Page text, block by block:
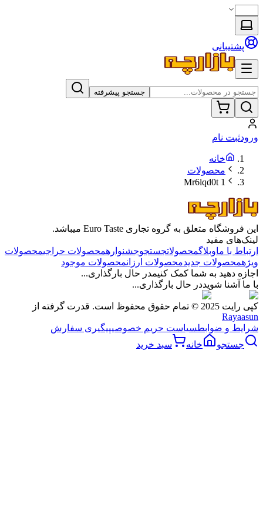
پشتیبانی
جستجو پیشرفته
ورودثبت نام
خانه
محصولات
1 Mr6lqd0t
این فروشگاه متعلق به گروه تجاری Euro Taste میباشد.
لینک‌های مفید
ارتباط با ماوبلاگمحصولاتجستجوجشنوارهمحصولات حراجیمحصولات
ویژهمحصولات جدیدمحصولات ارزانمحصولات موجود
اجازه دهید به شما کمک کنیمدر حال بارگذاری...
با ما آشنا شویددر حال بارگذاری...
کپی رایت 2025 © تمام حقوق محفوظ است. قدرت گرفته از
Rayaasun
شرایط و ضوابطسیاست حریم خصوصیپیگیری سفارش
جستجو
خانه سبد خرید